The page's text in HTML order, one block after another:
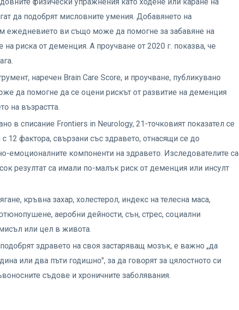
физически упражнения като ходене или каране на
да подобрят мисловните умения. Добавянето на
ежедневието ви също може да помогне за забавяне на
риска от деменция. А проучване от 2020 г. показва, че
наречен Brain Care Score, и проучване, публикувано
да помогне да се оцени рискът от развитие на деменция
на възрастта.
в списание Frontiers in Neurology, 21-точковият показател се
12 фактора, свързани със здравето, отнасящи се до
емоционалните компоненти на здравето. Изследователите са
резултат са имали по-малък риск от деменция или инсулт
кръвна захар, холестерол, индекс на телесна маса,
аеробни дейности, сън, стрес, социални
или цел в живота.
здравето на своя застаряващ мозък, е важно „да
или два пъти годишно", за да говорят за цялостното си
съдове и хроничните заболявания.